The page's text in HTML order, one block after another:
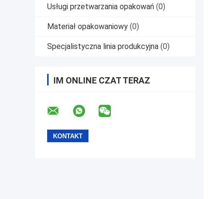
Usługi przetwarzania opakowań (0)
Materiał opakowaniowy (0)
Specjalistyczna linia produkcyjna (0)
IM ONLINE CZAT TERAZ